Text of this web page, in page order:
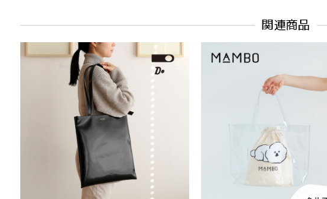
関連商品